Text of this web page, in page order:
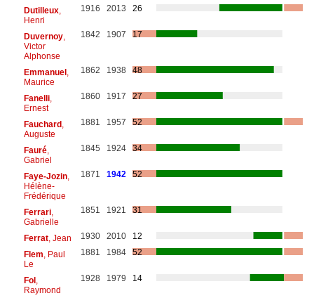
Dutilleux,
Henri
1916 2013 26
Duvernoy,
Victor
Alphonse
1842 1907 17
Emmanuel,
Maurice
1862 1938 48
Fanelli,
Ernest
1860 1917 27
Fauchard,
Auguste
1881 1957 52
Fauré,
Gabriel
1845 1924 34
Faye-Jozin,
Hélène-
Frédérique
1871 1942 52
Ferrari,
Gabrielle
1851 1921 31
Ferrat, Jean 1930 2010
12
Flem , Paul
Le
1881 1984 52
Fol,
Raymond
1928 1979 14